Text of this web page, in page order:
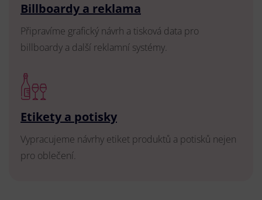
Billboardy a reklama
Připravíme grafický návrh a tisková data pro
billboardy a další reklamní systémy.
Etikety a potisky
Vypracujeme návrhy etiket produktů a potisků nejen
pro oblečení.